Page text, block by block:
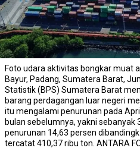
Foto udara aktivitas bongkar muat
Bayur, Padang, Sumatera Barat,
Statistik (BPS) Sumatera Barat
barang perdagangan luar negeri
itu mengalami penurunan pada
bulan sebelumnya, yakni
penurunan 14,63 persen
tercatat 410,37 ribu ton. ANTARA